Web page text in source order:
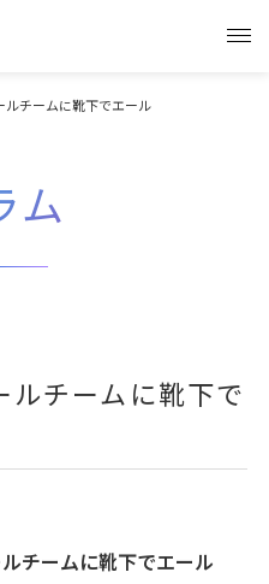
ルチームに靴下でエール
ム
チームに靴下で
チームに靴下でエール